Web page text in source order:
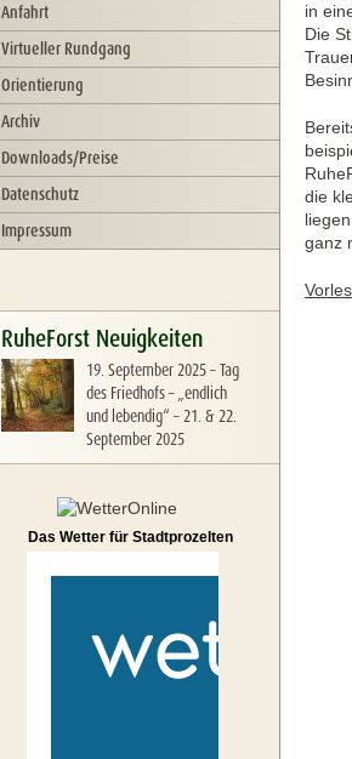
Anfahrt
Virtueller Rundgang
Orientierung
Archiv
Downloads/Preise
Datenschutz
Impressum
RuheForst Neuigkeiten
19. September 2025–Tag
des Friedhofs – „endlich
und lebendig“ – 21. & 22.
September 2025
Das Wetter für Stadtprozelten
in
Die
die
ganz